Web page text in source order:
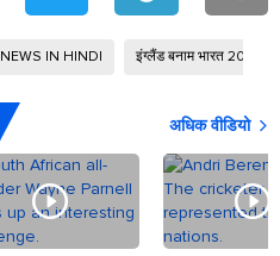
IN HINDI इंग्लैंड बनाम भारत 2026
अधिक वीडियो